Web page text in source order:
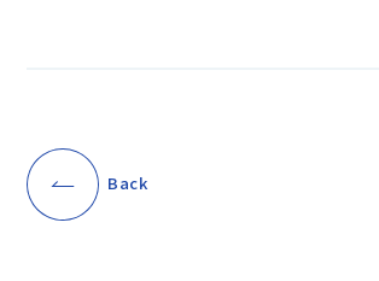
Back